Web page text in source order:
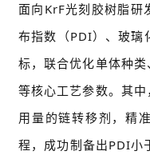
面向KrF光刻胶树脂研
布指数（PDI）、玻璃
标，联合优化单体种
等核心工艺参数。其
用量的链转移剂，精
程，成功制备出PDI小